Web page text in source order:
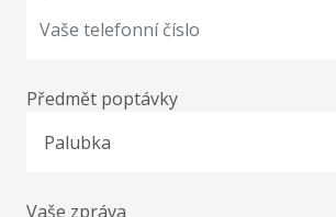
Předmět poptávky
Vaše zpráva